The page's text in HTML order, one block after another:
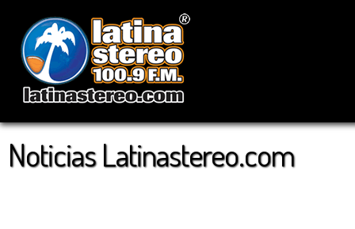
Noticias Latinastereo.com